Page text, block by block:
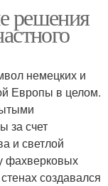
решения
немецких и
Европы в целом.
за счет
и светлой
фахверковых
создавался